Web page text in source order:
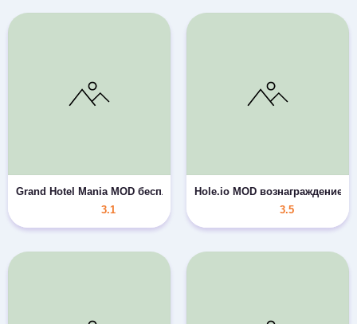
Grand Hotel Mania MOD бесплатные покупки
3.1
Hole.io MOD вознаграждение
3.5